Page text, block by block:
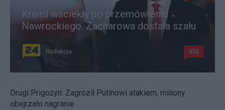
Kreml wściekły po przemówieniu
Nawrockiego. Zacharowa dostała szału
Redakcja 436
Drugi Prigożyn. Zagroził Putinowi atakiem, miliony
obejrzało nagranie